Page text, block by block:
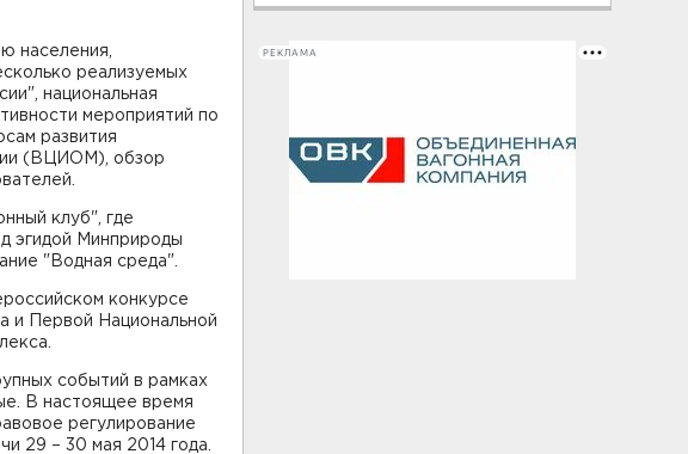
населения,
реализуемых
национальная
мероприятий по
развития
(ВЦИОМ), обзор
клуб", где
эгидой Минприроды
"Водная среда".
конкурсе
и Первой Национальной
событий в рамках
В настоящее время
регулирование
29 – 30 мая 2014 года.
РЕКЛАМА